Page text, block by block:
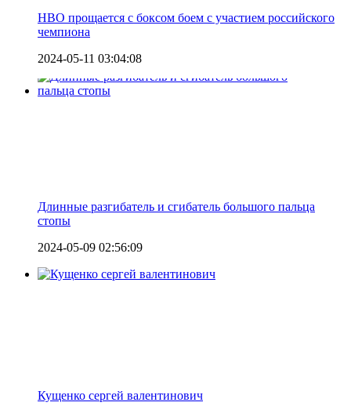
HBO прощается с боксом боем с участием российского
чемпиона
2024-05-11 03:04:08
Длинные разгибатель и сгибатель большого пальца
стопы
2024-05-09 02:56:09
Кущенко сергей валентинович